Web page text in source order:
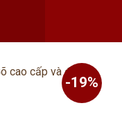
-19%